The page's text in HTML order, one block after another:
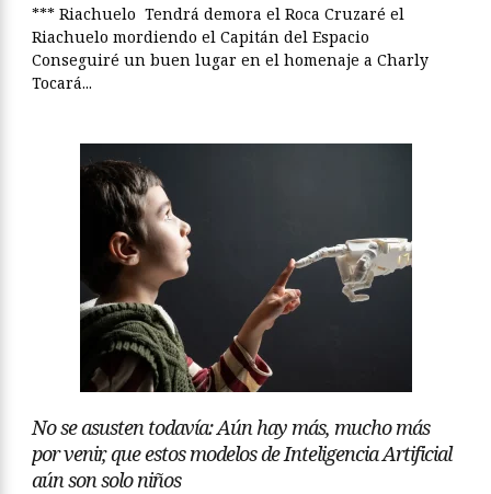
*** Riachuelo Tendrá demora el Roca Cruzaré el
Riachuelo mordiendo el Capitán del Espacio
Conseguiré un buen lugar en el homenaje a Charly
Tocará...
No se asusten todavía: Aún hay más, mucho más
por venir, que estos modelos de Inteligencia Artificial
aún son solo niños